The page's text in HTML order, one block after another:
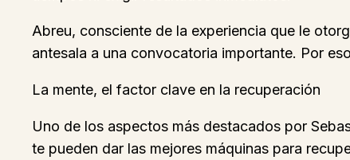
Abreu, consciente de la experiencia que le
antesala a una convocatoria importante. Por
La mente, el factor clave en la recuperación
Uno de los aspectos más destacados por
te pueden dar las mejores máquinas para